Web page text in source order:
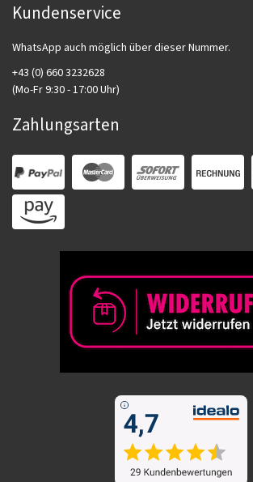
Kundenservice
WhatsApp auch möglich über dieser Nummer.
+43 (0) 660 3232628
(Mo-Fr 9:30 - 17:00 Uhr)
Zahlungsarten